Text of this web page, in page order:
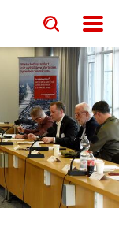
Toggle
search
input
form
Toggle
search
input